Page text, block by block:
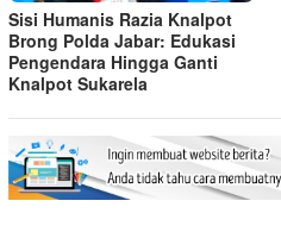
Sisi Humanis Razia Knalpot
Brong Polda Jabar: Edukasi
Pengendara Hingga Ganti
Knalpot Sukarela